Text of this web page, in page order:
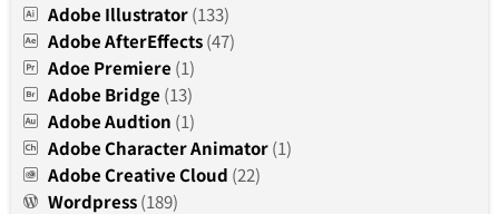
Adobe Illustrator(133)
Adobe AfterEffects(47)
Adoe Premiere (1)
Adobe Bridge (13)
Adobe Audtion (1)
Adobe Character Animator(1)
Adobe Creative Cloud (22)
Wordpress(189)